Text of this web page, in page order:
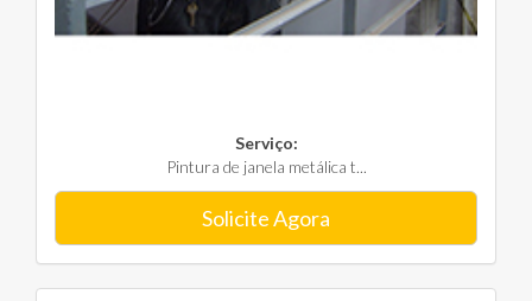
Serviço:
Pintura de janela metálica t...
Solicite Agora